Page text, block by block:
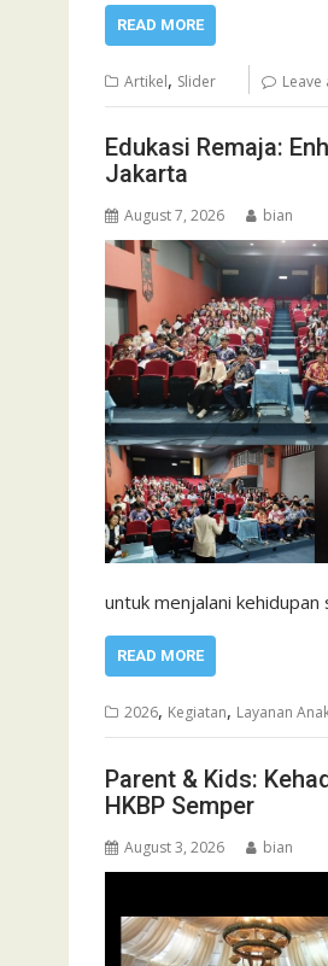
READ MORE
Artikel, Slider
Edukasi Remaja:
Jakarta
August 7, 2026 bian
untuk menjalani
READ MORE
2026, Kegiatan, Layanan
Parent & Kids:
HKBP Semper
August 3, 2026 bian